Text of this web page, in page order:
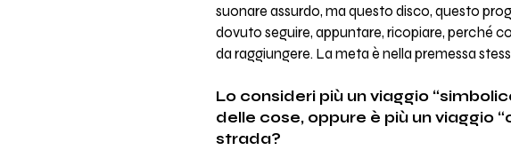
suonare assurdo, ma questo disco, questo
dovuto seguire, appuntare, ricopiare, perché
da raggiungere. La meta è nella premessa
Lo consideri più un viaggio
delle cose, oppure è più un viaggio
strada?